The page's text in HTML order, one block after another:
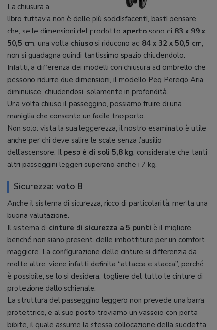
La chiusura a
libro tuttavia non è delle più soddisfacenti, basti pensare
che, se le dimensioni del prodotto aperto sono di 83 x 99 x
50,5 cm, una volta chiuso si riducono ad 84 x 32 x 50,5 cm,
non si guadagna quindi tantissimo spazio chiudendolo.
Infatti, a differenza dei modelli con chiusura ad ombrello che
possono ridurre due dimensioni, il modello Peg Perego Aria
diminuisce, chiudendosi, solamente in profondità.
Una volta chiuso il passeggino, possiamo fruire di una
maniglia che consente un facile trasporto.
Non solo: vista la sua leggerezza, il nostro esaminato è utile
anche per chi deve salire le scale senza l’ausilio
dell’ascensore. Il peso è di soli 5,8 kg, considerate che tanti
altri passeggini leggeri superano anche i 7 kg.
Sicurezza: voto 8
Anche il sistema di sicurezza, ricco di particolarità, merita una
buona valutazione.
Il sistema di cinture di sicurezza a 5 punti è il migliore,
benché non siano presenti delle imbottiture per un comfort
maggiore. La configurazione delle cinture si differenzia da
molte altre: viene infatti definita “attacca e stacca”, perché
è possibile, se lo si desidera, togliere del tutto le cinture di
protezione dallo schienale.
La struttura del passeggino leggero non prevede una barra
protettrice, e al suo posto troviamo un vassoio con porta
bibite, il quale assume la stessa collocazione della suddetta.